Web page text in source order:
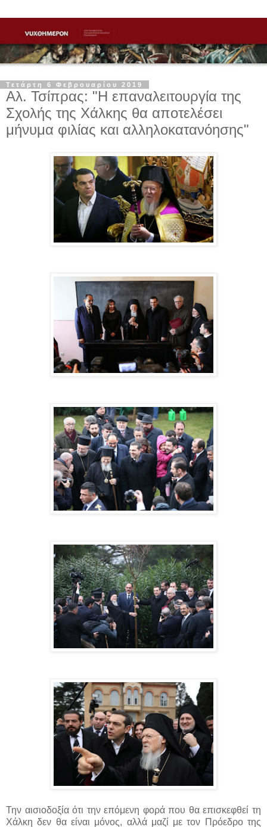
Τετάρτη 6 Φεβρουαρίου 2019
Αλ. Τσίπρας: "Η επαναλειτουργία της
Σχολής της Χάλκης θα αποτελέσει
μήνυμα φιλίας και αλληλοκατανόησης"
Την αισιοδοξία ότι την επόμενη φορά που θα επισκεφθεί τη
Χάλκη δεν θα είναι μόνος, αλλά μαζί με τον Πρόεδρο της